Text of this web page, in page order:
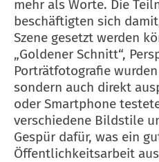
mehr als Worte. Die
beschäftigten sich
Szene gesetzt werden
„Goldener Schnitt“,
Porträtfotografie
sondern auch direkt
oder Smartphone
verschiedene Bildstile
Gespür dafür, was ein
Öffentlichkeitsarbeit